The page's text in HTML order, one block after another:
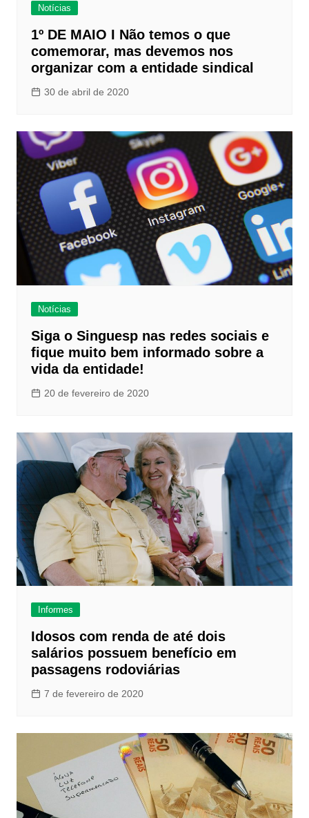
Notícias
1º DE MAIO I Não temos o que
comemorar, mas devemos nos
organizar com a entidade sindical
30 de abril de 2020
Notícias
Siga o Singuesp nas redes sociais e
fique muito bem informado sobre a
vida da entidade!
20 de fevereiro de 2020
Informes
Idosos com renda de até dois
salários possuem benefício em
passagens rodoviárias
7 de fevereiro de 2020